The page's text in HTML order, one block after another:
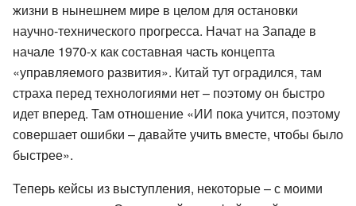
жизни в нынешнем мире в целом для остановки
научно-технического прогресса. Начат на Западе в
начале 1970-х как составная часть концепта
«управляемого развития». Китай тут оградился, там
страха перед технологиями нет – поэтому он быстро
идет вперед. Там отношение «ИИ пока учится, поэтому
совершает ошибки – давайте учить вместе, чтобы было
быстрее».
Теперь кейсы из выступления, некоторые – с моими